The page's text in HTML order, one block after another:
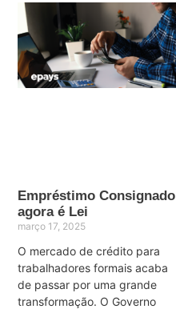
Empréstimo Consignado
agora é Lei
março 17, 2025
O mercado de crédito para
trabalhadores formais acaba
de passar por uma grande
transformação. O Governo